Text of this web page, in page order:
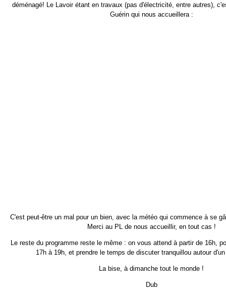
déménagé! Le Lavoir étant en travaux (pas d'électricité, entre autres),
Guérin qui nous accueillera :
C'est peut-être un mal pour un bien, avec la météo qui commence à se
Merci au PL de nous accueillir, en tout cas !
Le reste du programme reste le même : on vous attend à partir de 16h,
17h à 19h, et prendre le temps de discuter tranquillou autour
La bise, à dimanche tout le monde !
Dub